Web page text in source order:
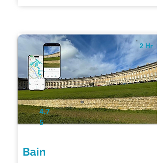
4.7
5
Bain
2 Hr